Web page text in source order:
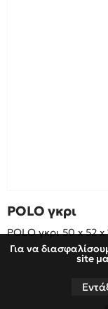
Για να
site
POLO γκρι
POLO γκρι 50 x 52 x